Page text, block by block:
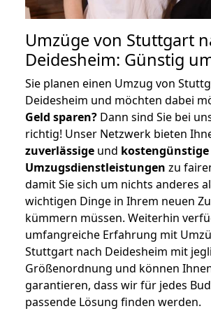
Umzüge von Stuttgart
Deidesheim: Günstig
Sie planen einen Umzug von
Deidesheim und möchten dabei
Geld sparen? Dann sind Sie bei
richtig! Unser Netzwerk bieten
zuverlässige und kostengünstige
Umzugsdienstleistungen zu
damit Sie sich um nichts anderes
wichtigen Dinge in Ihrem neuen
kümmern müssen. Weiterhin
umfangreiche Erfahrung mit
Stuttgart nach Deidesheim mit
Größenordnung und können
garantieren, dass wir für jedes
passende Lösung finden werden.